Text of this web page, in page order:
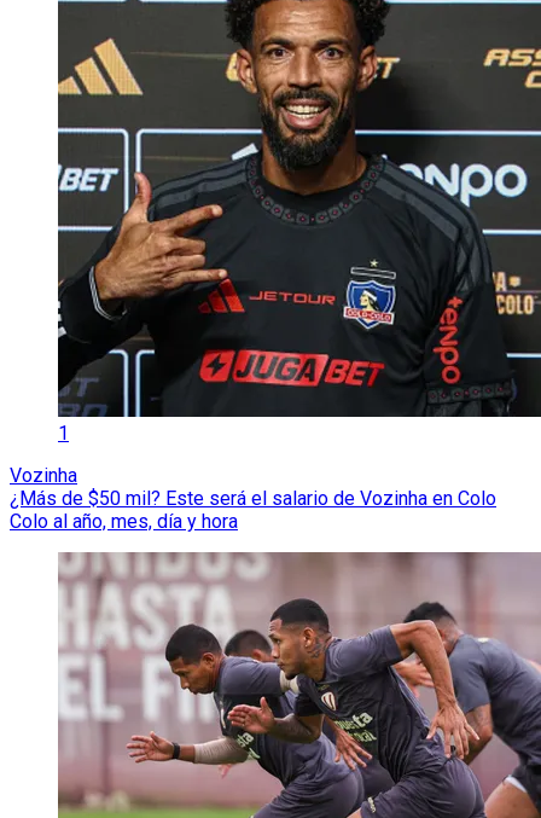
1
Vozinha
¿Más de $50 mil? Este será el salario de Vozinha en Colo
Colo al año, mes, día y hora